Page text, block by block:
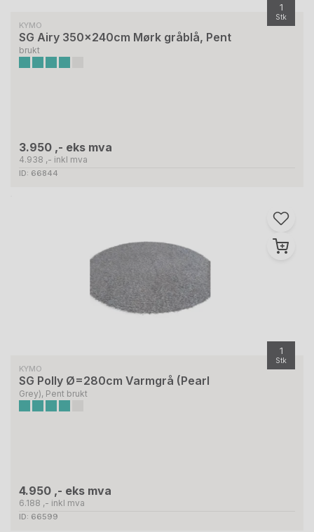
1
Stk
KYMO
SG Airy 350x240cm Mørk gråblå, Pent
brukt
3.950 ,- eks mva
4.938 ,- inkl mva
ID: 66844
1
Stk
KYMO
SG Polly Ø=280cm Varmgrå (Pearl
Grey), Pent brukt
4.950 ,- eks mva
6.188 ,- inkl mva
ID: 66599